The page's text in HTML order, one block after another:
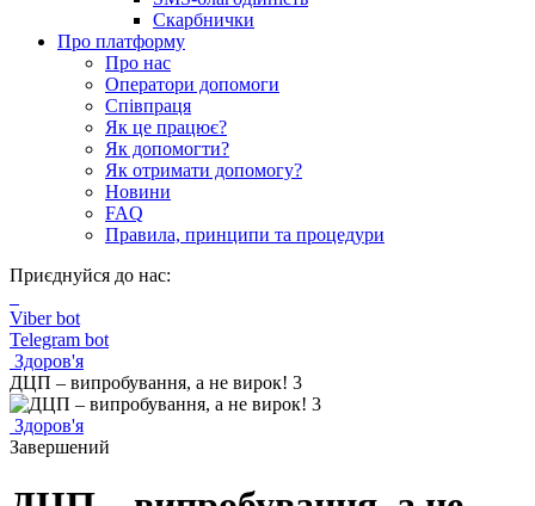
Скарбнички
Про платформу
Про нас
Оператори допомоги
Співпраця
Як це працює?
Як допомогти?
Як отримати допомогу?
Новини
FAQ
Правила, принципи та процедури
Приєднуйся до нас:
Viber bot
Telegram bot
Здоров'я
ДЦП – випробування, а не вирок! 3
Здоров'я
Завершений